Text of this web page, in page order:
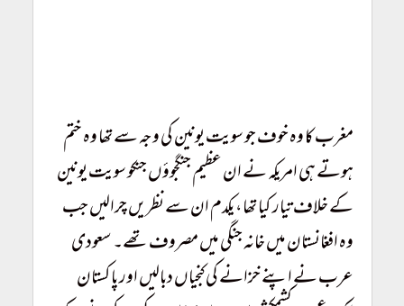
مغرب کا وہ خوف جو سویت یونین کی وجہ سے تھا وہ ختم
ہوتے ہی امریکہ نے ان عظیم جنگجوؤں جنکو سویت یونین
کے خلاف تیار کیا تھا، یکدم ان سے نظریں چرالیں جب
وہ افغانستان میں خانہ جنگی میں مصروف تھے۔ سعودی
عرب نے اپنے خزانے کی کنجیاں دبالیں اور پاکستان